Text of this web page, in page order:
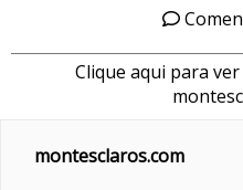
Clique aqui para
montesclaros.com